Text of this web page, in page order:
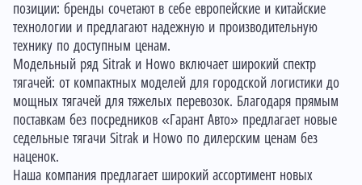
позиции: бренды сочетают в себе европейские и китайские
технологии и предлагают надежную и производительную
технику по доступным ценам.
Модельный ряд Sitrak и Howo включает широкий спектр
тягачей: от компактных моделей для городской логистики до
мощных тягачей для тяжелых перевозок. Благодаря прямым
поставкам без посредников «Гарант Авто» предлагает новые
седельные тягачи Sitrak и Howo по дилерским ценам без
наценок.
Наша компания предлагает широкий ассортимент новых